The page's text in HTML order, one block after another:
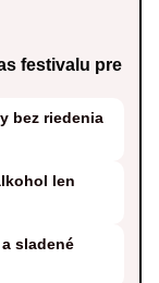
festivalu pre
bez riedenia
len
sladené